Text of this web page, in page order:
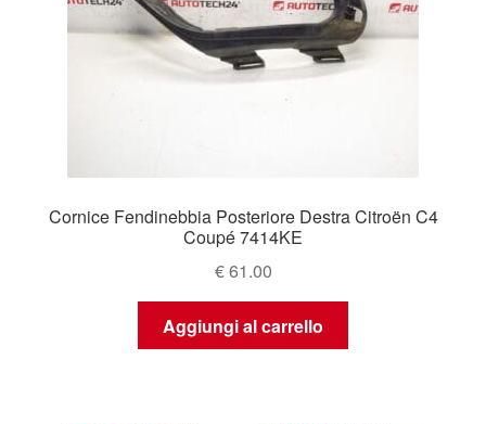
Cornice Fendinebbia Posteriore Destra Citroën C4
Coupé 7414KE
€61.00
Aggiungi al carrello